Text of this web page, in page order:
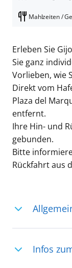
Mahlzeiten /
Erleben Sie
Sie ganz
Vorlieben, wie
Direkt vom
Plaza del
entfernt.
Ihre Hin- und
gebunden.
Bitte
Rückfahrt aus
Infos